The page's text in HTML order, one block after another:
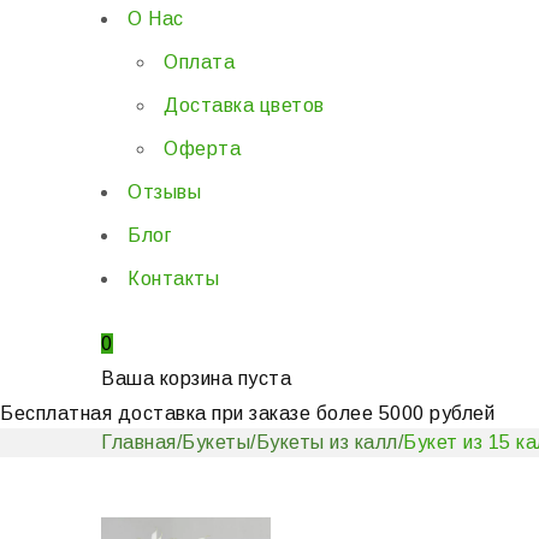
О Нас
Оплата
Доставка цветов
Оферта
Отзывы
Блог
Контакты
0
Ваша корзина пуста
Бесплатная доставка при заказе более 5000 рублей
Главная/Букеты/Букеты из калл/Букет из 15